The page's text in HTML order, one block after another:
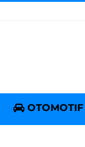
OTOMOTIF